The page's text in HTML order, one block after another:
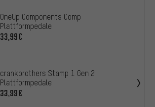
OneUp Components Comp
Plattformpedale
33,99€
crankbrothers Stamp 1 Gen 2
Plattformpedale
33,99€